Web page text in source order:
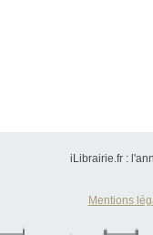
iLibrairie.fr :
Mentions